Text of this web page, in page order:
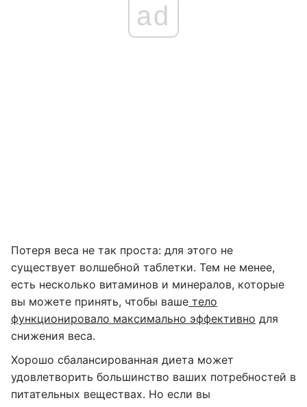
ad
Потеря веса не так проста: для этого не
существует волшебной таблетки. Тем не менее,
есть несколько витаминов и минералов, которые
вы можете принять, чтобы ваше тело
функционировало максимально эффективно для
снижения веса.
Хорошо сбалансированная диета может
удовлетворить большинство ваших потребностей в
питательных веществах. Но если вы